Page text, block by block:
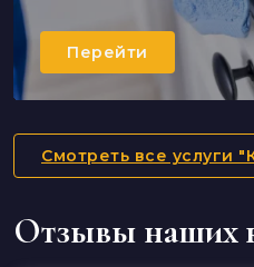
Перейти
Смотреть все услуги
Отзывы наших